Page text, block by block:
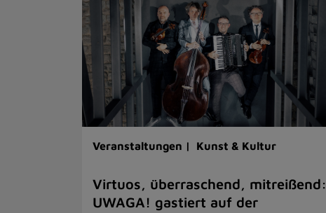
Veranstaltungen | Kunst & Kultur
Virtuos, überraschend, mitreißend:
UWAGA! gastiert auf der